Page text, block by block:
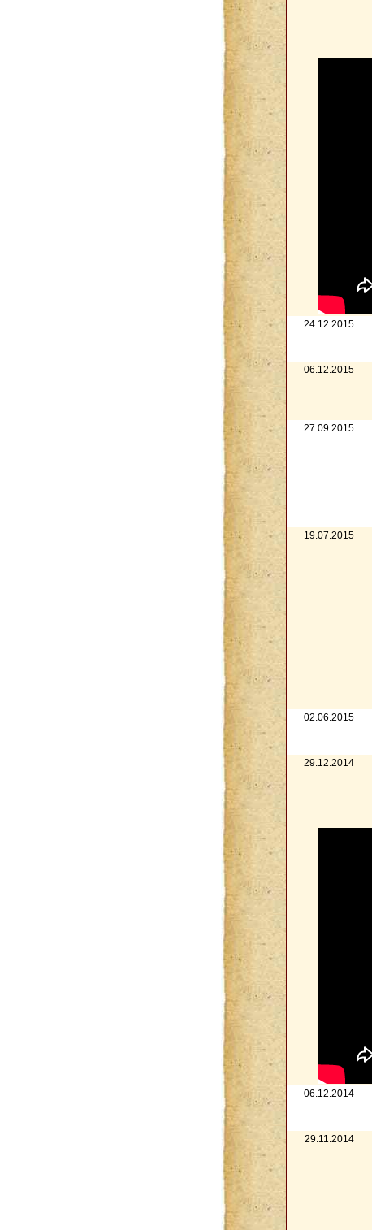
24.12.2015
06.12.2015
27.09.2015
19.07.2015
02.06.2015
29.12.2014
06.12.2014
29.11.2014